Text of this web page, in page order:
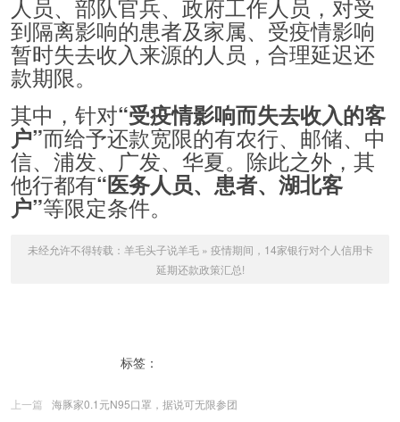
人员、部队官兵、政府工作人员，对受
到隔离影响的患者及家属、受疫情影响
暂时失去收入来源的人员，合理延迟还
款期限。
其中，针对“受疫情影响而失去收入的客
户”而给予还款宽限的有农行、邮储、中
信、浦发、广发、华夏。除此之外，其
他行都有“医务人员、患者、湖北客
户”等限定条件。
未经允许不得转载： 羊毛头子说羊毛» 疫情期间，14家银行对个人信用卡
延期还款政策汇总!
标签：
上一篇
海豚家0.1元N95口罩，据说可无限参团